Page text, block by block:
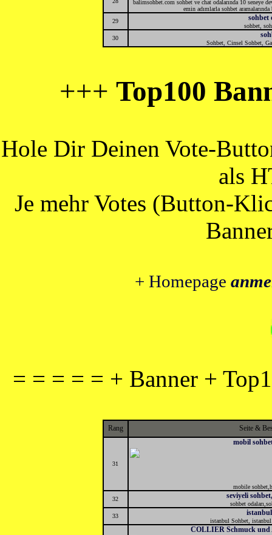
balimsohbet.com sohbet ve chat odalarında 10 seneye
emin adımlarla sohbet
29
sohbet
sohbet,
30
Sohbet, Cinsel Sohbet,
+++ Top100
Hole Dir Deinen Vote-
als
Je mehr Votes (Button-
+ Homepage
= = = = = + Banner +
Rang Seite &
31
mobil
mobile
32
seviyeli
sohbet
33
istanbul Sohbet,
COLLIER Schmuck und